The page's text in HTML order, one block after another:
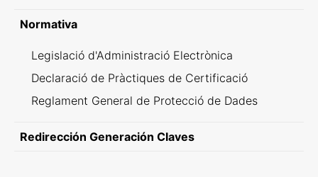
Normativa
Legislació d'Administració Electrònica
Declaració de Pràctiques de Certificació
Reglament General de Protecció de Dades
Redirección Generación Claves